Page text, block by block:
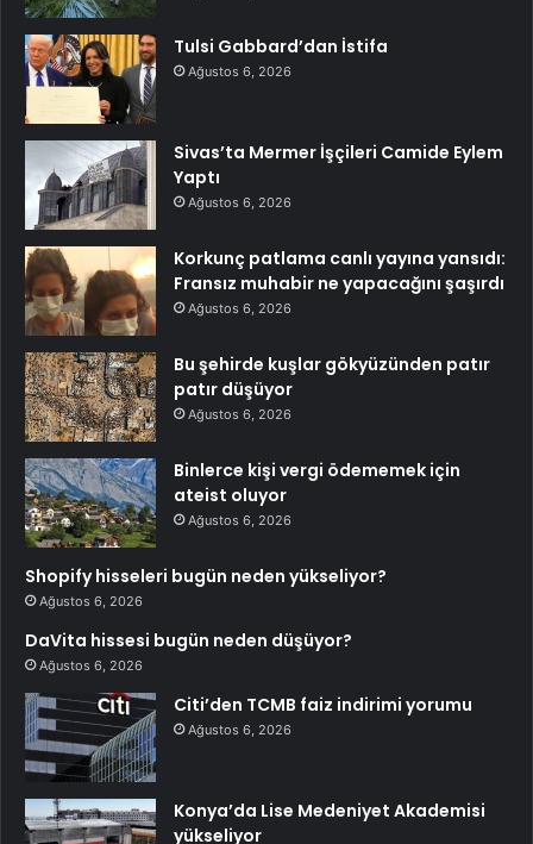
Tulsi Gabbard’dan İstifa
Ağustos 6, 2026
Sivas’ta Mermer İşçileri Camide Eylem
Yaptı
Ağustos 6, 2026
Korkunç patlama canlı yayına yansıdı:
Fransız muhabir ne yapacağını şaşırdı
Ağustos 6, 2026
Bu şehirde kuşlar gökyüzünden patır
patır düşüyor
Ağustos 6, 2026
Binlerce kişi vergi ödememek için
ateist oluyor
Ağustos 6, 2026
Shopify hisseleri bugün neden yükseliyor?
Ağustos 6, 2026
DaVita hissesi bugün neden düşüyor?
Ağustos 6, 2026
Citi’den TCMB faiz indirimi yorumu
Ağustos 6, 2026
Konya’da Lise Medeniyet Akademisi
yükseliyor